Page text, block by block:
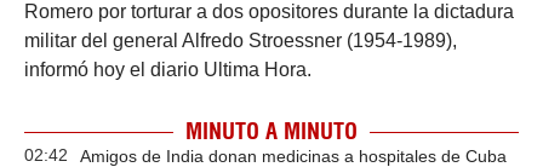
Romero por torturar a dos opositores durante la dictadura
militar del general Alfredo Stroessner (1954-1989),
informó hoy el diario Ultima Hora.
MINUTO A MINUTO
02:42 Amigos de India donan medicinas a hospitales de Cuba